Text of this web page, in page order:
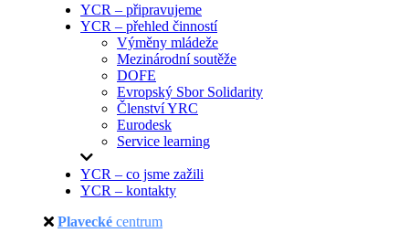
YCR – připravujeme
YCR – přehled činností
Výměny mládeže
Mezinárodní soutěže
DOFE
Evropský Sbor Solidarity
Členství YRC
Eurodesk
Service learning
YCR – co jsme zažili
YCR – kontakty
Plavecké centrum